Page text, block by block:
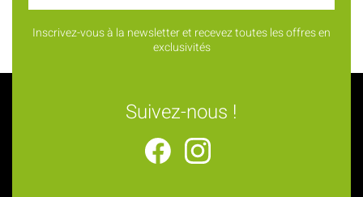
Inscrivez-vous à la newsletter et recevez toutes les offres en
exclusivités
Suivez-nous !